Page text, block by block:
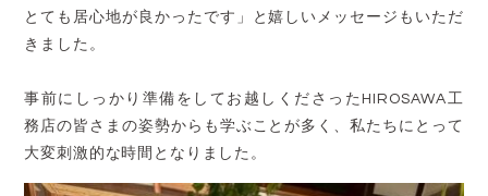
とても居心地が良かったです」と嬉しいメッセージもいただ
きました。
事前にしっかり準備をしてお越しくださったHIROSAWA工
務店の皆さまの姿勢からも学ぶことが多く、私たちにとって
大変刺激的な時間となりました。